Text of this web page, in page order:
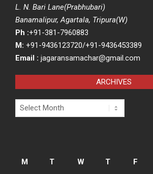
L. N. Bari Lane(Prabhubari)
Banamalipur, Agartala, Tripura(W)
Ph :+91-381-7960883
M: +91-9436123720/+91-9436453389
Email : jagaransamachar@gmail.com
ARCHIVES
Archives
M
T W T F